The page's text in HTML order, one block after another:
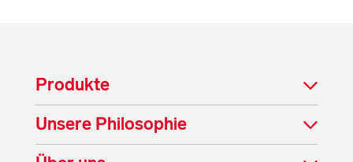
Produkte
Unsere Philosophie